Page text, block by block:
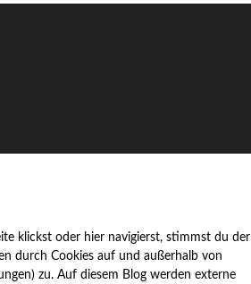
klickst oder hier navigierst, stimmst du der
durch Cookies auf und außerhalb von
zu. Auf diesem Blog werden externe